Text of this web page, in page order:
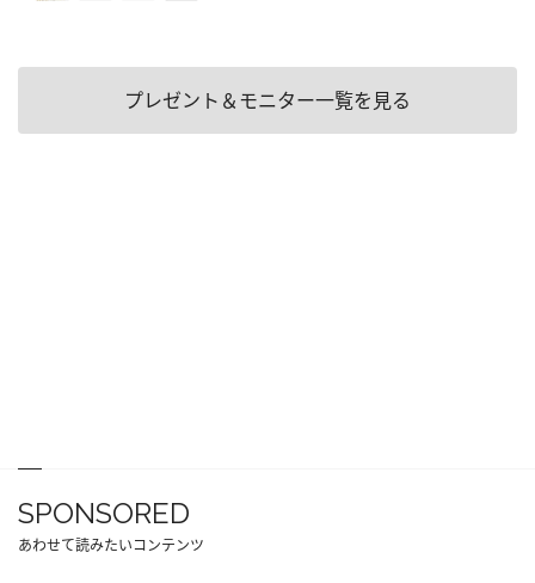
プレゼント＆モニター一覧を見る
SPONSORED
あわせて読みたいコンテンツ